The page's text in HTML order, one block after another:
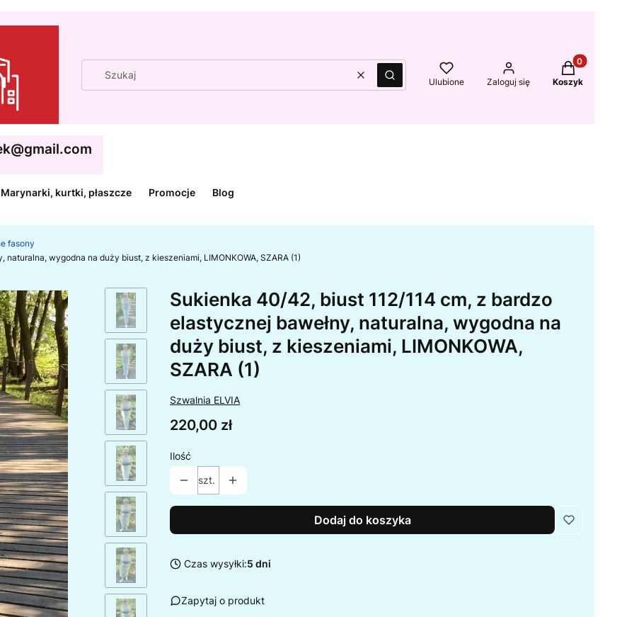
WyczyśćSzukaj Ulubione Zaloguj się
Produkty w
Koszyk
Marynarki, kurtki, płaszcze Promocje Blog
fasony
wygodna na duży biust, z kieszeniami, LIMONKOWA, SZARA (1)
Sukienka 40/42, biust 112/114 cm, z bardzo
elastycznej bawełny, naturalna, wygodna na
duży biust, z kieszeniami, LIMONKOWA,
SZARA (1)
Szwalnia ELVIA
Cena
220,00 zł
Ilość
szt.
Dodaj do koszyka
Czas wysyłki:5 dni
Zapytaj o produkt